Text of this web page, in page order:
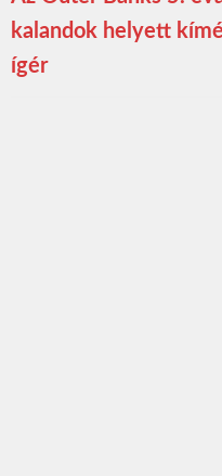
kalandok helyett
ígér